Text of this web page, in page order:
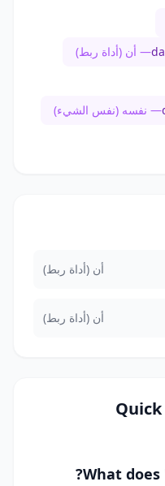
— أن (أداة ربط)
— نفسه (نفس الشيء)
أن (أداة ربط)
أن (أداة ربط)
What does